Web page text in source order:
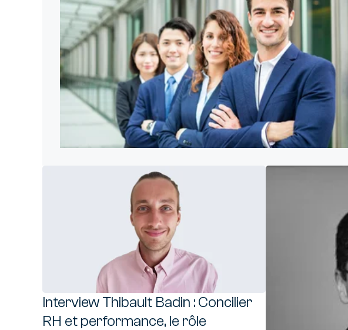
l'industrie
Par métier
Contrôle de gestion -
De la planification à
consultants sont à
Comptabilité
contribuent à la
Trouvez votre
connaissant les
Transformation Finance
AMOA, PMO, Chef de
de votre projet de
Cinq questions
directions
11 MAI CONSEILS
Interview Thibault Badin : Concilier
RH et performance, le rôle